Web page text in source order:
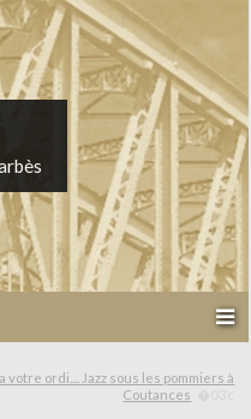
votre ordi.... Jazz sous les pommiers à
Coutances